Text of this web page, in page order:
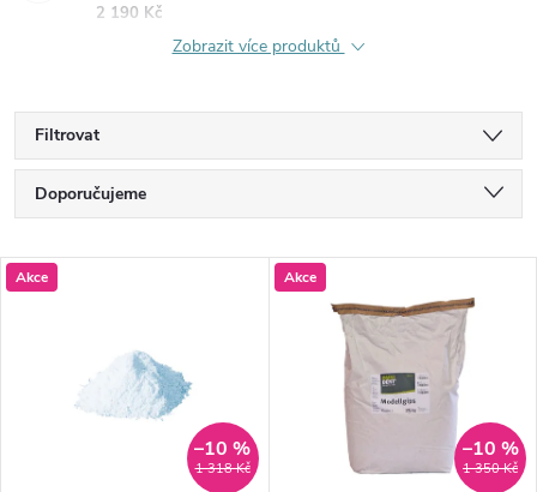
2 190 Kč
Zobrazit více produktů
Filtrovat
Ř
a
Doporučujeme
Nejdražší
Abecedně
V
Akce
1 318 Kč
–10 %
Akce
1 350 Kč
–10 %